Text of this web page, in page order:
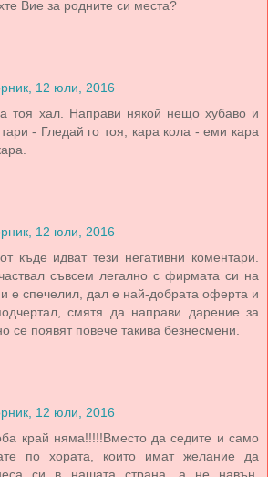
Вие за родните си места?
12 юли, 2016
тоя хал. Направи някой нещо хубаво и
- Гледай го тоя, кара кола - еми кара
12 юли, 2016
къде идват тези негативни коментари.
съвсем легално с фирмата си на
и е спечелил, дал е най-добрата оферта и
смятя да направи дарение за
се появят повече такива безнесмени.
12 юли, 2016
край няма!!!!!Вместо да седите и само
по хората, които имат желание да
си в нашата страна, а не навън,